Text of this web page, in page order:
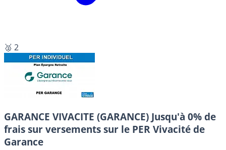
🥈 2
GARANCE VIVACITE (GARANCE) Jusqu'à 0% de
frais sur versements sur le PER Vivacité de
Garance